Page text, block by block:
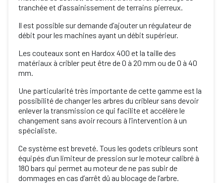
tranchée et d’assainissement de terrains pierreux.
Il est possible sur demande d’ajouter un régulateur de
débit pour les machines ayant un débit supérieur.
Les couteaux sont en Hardox 400 et la taille des
matériaux à cribler peut être de 0 à 20 mm ou de 0 à 40
mm.
Une particularité très importante de cette gamme est la
possibilité de changer les arbres du cribleur sans devoir
enlever la transmission ce qui facilite et accélère le
changement sans avoir recours à l’intervention à un
spécialiste.
Ce système est breveté. Tous les godets cribleurs sont
équipés d’un limiteur de pression sur le moteur calibré à
180 bars qui permet au moteur de ne pas subir de
dommages en cas d’arrêt dû au blocage de l’arbre.